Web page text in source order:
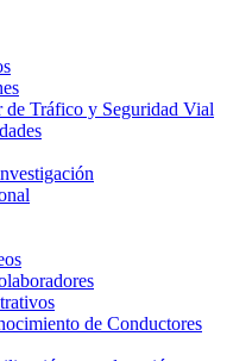
de Tráfico y Seguridad Vial
de Conductores